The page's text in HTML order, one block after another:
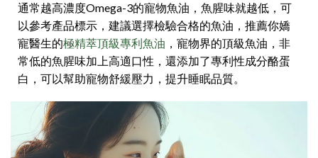
通常越高濃度Omega-3的寵物魚油，魚腥味就越低，可
以參考產品標示，建議選擇檢驗合格的魚油，推薦你嬌
寵醫生的極精萃頂級專利魚油 ，寵物界的頂級魚油，非
常低的魚腥味加上高適口性，還添加了專利性成分酪蛋
白，可以幫助寵物舒緩壓力，提升睡眠品質。